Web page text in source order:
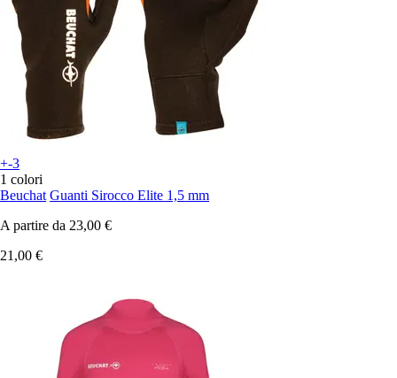
+-3
1 colori
Beuchat Guanti Sirocco Elite 1,5 mm
A partire da 23,00 €
21,00 €